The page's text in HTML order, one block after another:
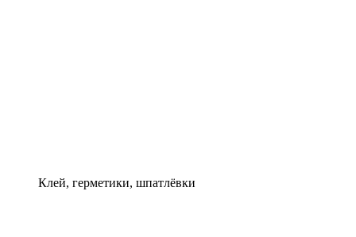
Клей, герметики, шпатлёвки